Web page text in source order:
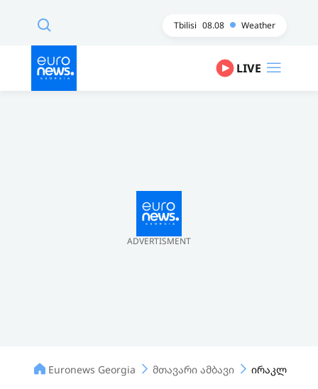
Tbilisi 08.08 Weather
LIVE
ADVERTISMENT
Euronews Georgia მთავარი ამბავი ირაკლი